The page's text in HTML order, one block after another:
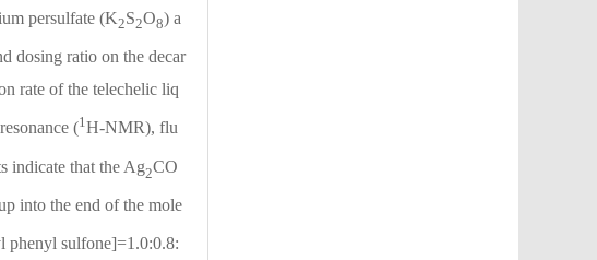
persulfate (K2S2O8) a
dosing ratio on the decar
rate of the telechelic liq
(1H-NMR), flu
indicate that the Ag2CO
into the end of the mole
sulfone]=1.0:0.8: